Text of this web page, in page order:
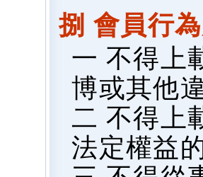
捌 會員行
一 不得上
博或其他
二 不得上
法定權益